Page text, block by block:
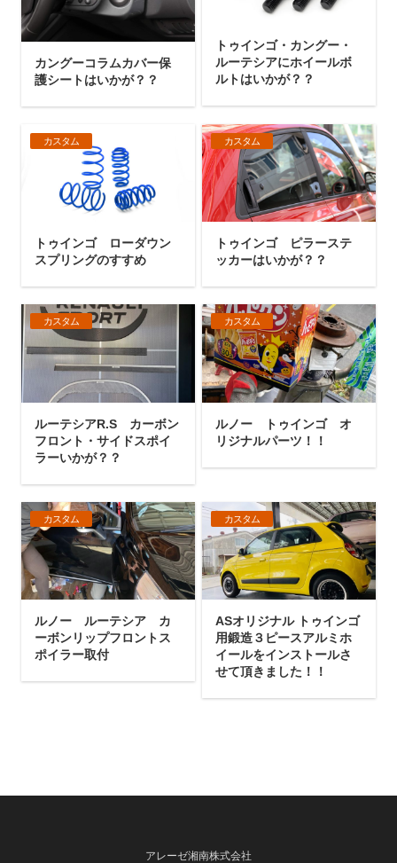
カングーコラムカバー保
護シートはいかが？？
トゥインゴ・カングー・
ルーテシアにホイールボ
ルトはいかが？？
カスタム
トゥインゴ ローダウン
スプリングのすすめ
カスタム
トゥインゴ ピラーステ
ッカーはいかが？？
カスタム
ルーテシアR.S カーボン
フロント・サイドスポイ
ラーいかが？？
カスタム
ルノー トゥインゴ オ
リジナルパーツ！！
カスタム
ルノー ルーテシア カ
ーボンリップフロントス
ポイラー取付
カスタム
ASオリジナル トゥインゴ
用鍛造３ピースアルミホ
イールをインストールさ
せて頂きました！！
アレーゼ湘南株式会社